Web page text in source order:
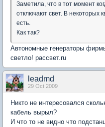
Заметила, что в тот момент
отключают свет. В некоторых
есть.
Как так?
Автономные генераторы
светло! рассвет.ru
leadmd
29 Oct 2009
Никто не интересовался
кабель вырыл?
И что то не видно что